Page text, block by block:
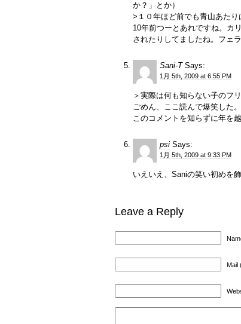
か？」とか）
>１０年ほど前でも青山あたり
10年前つーとあれですね。カ
されたりしてましたね。フェ
Sani-TSays:
1月 5th, 2009 at 6:55 PM
＞実際は何も知らない子のフ
ごめん、ここ読んで爆笑した。
このコメントを知らずに年を
psi Says:
1月 5th, 2009 at 9:33 PM
いえいえ、Saniの笑い初めを
Leave a Reply
Mail